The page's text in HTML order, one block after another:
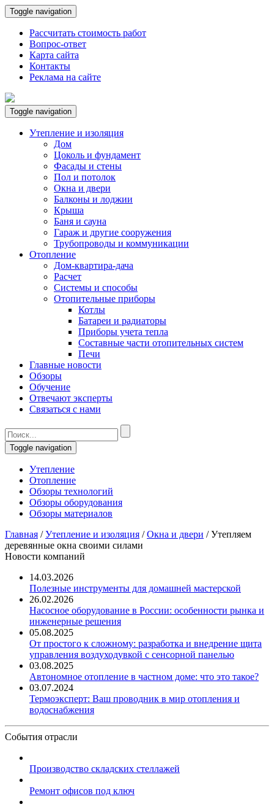
Toggle navigation
Рассчитать стоимость работ
Вопрос-ответ
Карта сайта
Контакты
Реклама на сайте
Toggle navigation
Утепление и изоляция
Дом
Цоколь и фундамент
Фасады и стены
Пол и потолок
Окна и двери
Балконы и лоджии
Крыша
Баня и сауна
Гараж и другие сооружения
Трубопроводы и коммуникации
Отопление
Дом-квартира-дача
Расчет
Системы и способы
Отопительные приборы
Котлы
Батареи и радиаторы
Приборы учета тепла
Составные части отопительных систем
Печи
Главные новости
Обзоры
Обучение
Отвечают эксперты
Связаться с нами
Toggle navigation
Утепление
Отопление
Обзоры технологий
Обзоры оборудования
Обзоры материалов
Главная /Утепление и изоляция /Окна и двери /Утепляем
деревянные окна своими силами
Новости компаний
14.03.2026
Полезные инструменты для домашней мастерской
26.02.2026
Насосное оборудование в России: особенности рынка и
инженерные решения
05.08.2025
От простого к сложному: разработка и внедрение щита
управления воздуходувкой с сенсорной панелью
03.08.2025
Автономное отопление в частном доме: что это такое?
03.07.2024
Термоэксперт: Ваш проводник в мир отопления и
водоснабжения
События отрасли
Производство складских стеллажей
Ремонт офисов под ключ